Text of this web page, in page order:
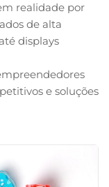
realidade por
de alta
displays
e soluções